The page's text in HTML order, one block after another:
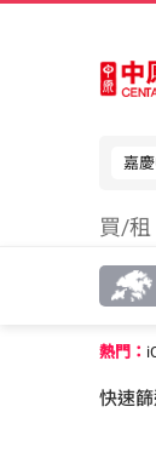
嘉
買/租
熱門：
快速